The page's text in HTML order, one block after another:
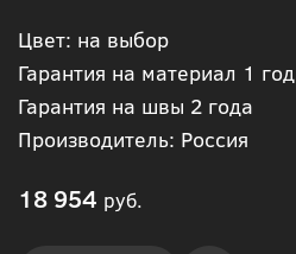
Цвет: на выбор
Гарантия на материал 1 год
Гарантия на швы 2 года
Производитель: Россия
18 954 руб.